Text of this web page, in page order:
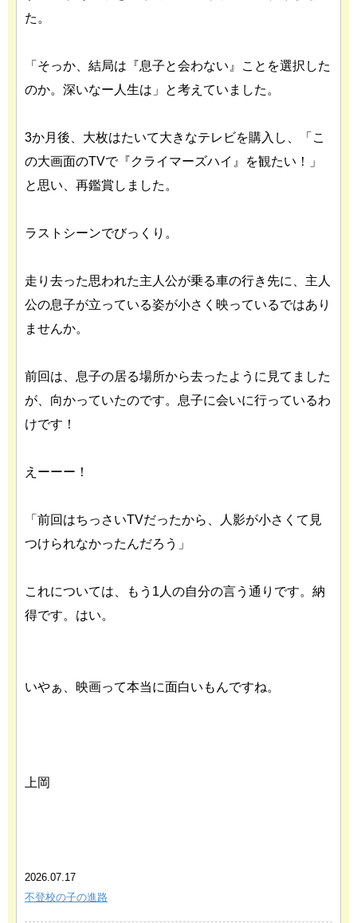
た。
「そっか、結局は『息子と会わない』ことを選択した
のか。深いなー人生は」と考えていました。
3か月後、大枚はたいて大きなテレビを購入し、「こ
の大画面のTVで『クライマーズハイ』を観たい！」
と思い、再鑑賞しました。
ラストシーンでびっくり。
走り去った思われた主人公が乗る車の行き先に、主人
公の息子が立っている姿が小さく映っているではあり
ませんか。
前回は、息子の居る場所から去ったように見てました
が、向かっていたのです。息子に会いに行っているわ
けです！
えーーー！
「前回はちっさいTVだったから、人影が小さくて見
つけられなかったんだろう」
これについては、もう1人の自分の言う通りです。納
得です。はい。
いやぁ、映画って本当に面白いもんですね。
上岡
2026.07.17
不登校の子の進路